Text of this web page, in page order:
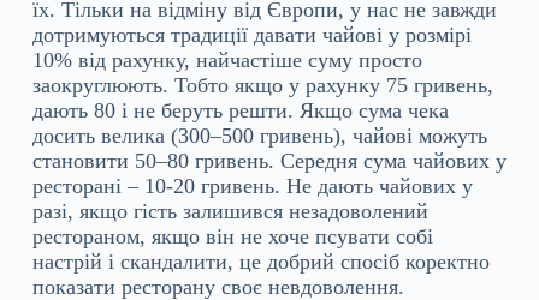
їх. Тільки на відміну від Європи, у нас не завжди
дотримуються традиції давати чайові у розмірі
10% від рахунку, найчастіше суму просто
заокруглюють. Тобто якщо у рахунку 75 гривень,
дають 80 і не беруть решти. Якщо сума чека
досить велика (300–500 гривень), чайові можуть
становити 50–80 гривень. Середня сума чайових у
ресторані – 10-20 гривень. Не дають чайових у
разі, якщо гість залишився незадоволений
рестораном, якщо він не хоче псувати собі
настрій і скандалити, це добрий спосіб коректно
показати ресторану своє невдоволення.